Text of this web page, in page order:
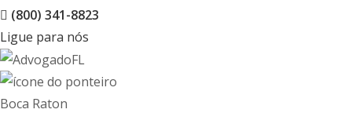
(800) 341-8823
Ligue para nós
Boca Raton